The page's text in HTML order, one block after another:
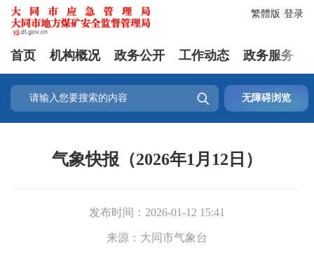
登录
繁體版
首页 机构概况 政务公开 工作动态 政务服务
 无障碍浏览
气象快报（2026年1月12日）
发布时间： 2026-01-12 15:41
来源： 大同市气象台